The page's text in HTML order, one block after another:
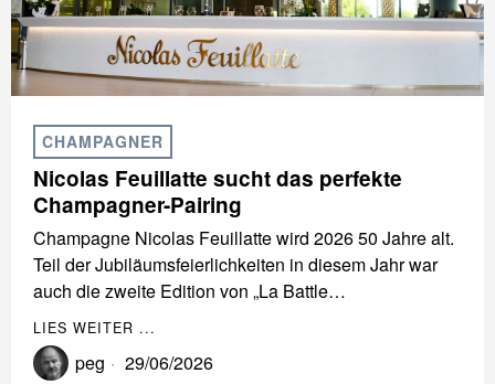
CHAMPAGNER
Nicolas Feuillatte sucht das perfekte
Champagner-Pairing
Champagne Nicolas Feuillatte wird 2026 50 Jahre alt.
Teil der Jubiläumsfeierlichkeiten in diesem Jahr war
auch die zweite Edition von „La Battle…
LIES WEITER ...
peg 29/06/2026